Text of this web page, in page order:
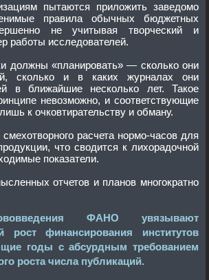
приложить заведомо
правила обычных бюджетных
не учитывая творческий и
поисковый характер работы исследователей.
должны «планировать» — сколько они
сколько и в каких журналах они
Такое
и соответствующие
к очковтирательству и обману.
подгонке под необходимые показатели.
отчетов и планов многократно
ФАНО увязывают
институтов
годы с абсурдным требованием
роста числа публикаций.